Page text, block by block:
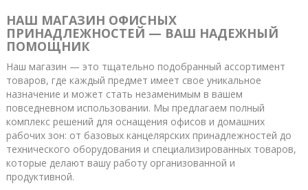
НАШ МАГАЗИН ОФИСНЫХ
ПРИНАДЛЕЖНОСТЕЙ — ВАШ НАДЕЖНЫЙ
ПОМОЩНИК
Наш магазин — это тщательно подобранный ассортимент
товаров, где каждый предмет имеет свое уникальное
назначение и может стать незаменимым в вашем
повседневном использовании. Мы предлагаем полный
комплекс решений для оснащения офисов и домашних
рабочих зон: от базовых канцелярских принадлежностей до
технического оборудования и специализированных товаров,
которые делают вашу работу организованной и
продуктивной.